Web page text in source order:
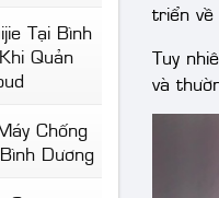
triển
Tuy
và
Tại Bình
Quản
Chống
Dương